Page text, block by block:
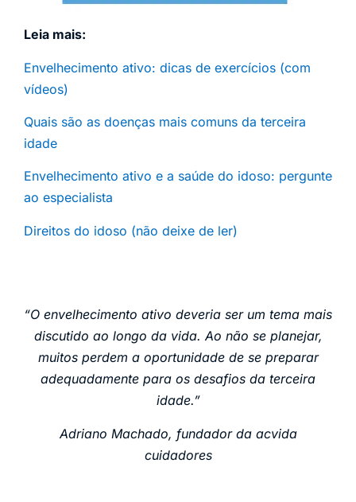
Leia mais:
Envelhecimento ativo: dicas de exercícios (com
vídeos)
Quais são as doenças mais comuns da terceira
idade
Envelhecimento ativo e a saúde do idoso: pergunte
ao especialista
Direitos do idoso (não deixe de ler)
“O envelhecimento ativo deveria ser um tema mais
discutido ao longo da vida. Ao não se planejar,
muitos perdem a oportunidade de se preparar
adequadamente para os desafios da terceira
idade.”
Adriano Machado, fundador da acvida
cuidadores